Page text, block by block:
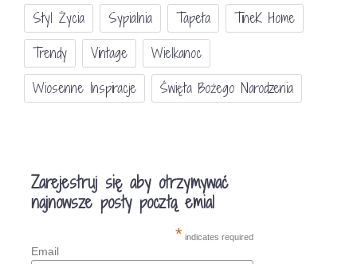
Styl Życia
Sypialnia Tapeta
TineK Home
Trendy
Vintage
Wielkanoc
Wiosenne Inspiracje
Święta Bożego Narodzenia
Zarejestruj się aby otrzymywać
najnowsze posty pocztą emial
* indicates required
Email